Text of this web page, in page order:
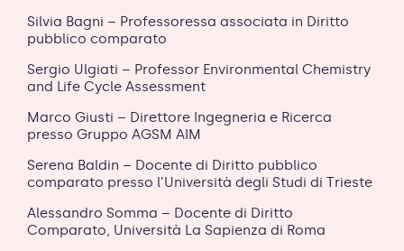
Silvia Bagni – Professoressa associata in Diritto
pubblico comparato
Sergio Ulgiati – Professor Environmental Chemistry
and Life Cycle Assessment
Marco Giusti – Direttore Ingegneria e Ricerca
presso Gruppo AGSM AIM
Serena Baldin – Docente di Diritto pubblico
comparato presso l’Università degli Studi di Trieste
Alessandro Somma – Docente di Diritto
Comparato, Università La Sapienza di Roma